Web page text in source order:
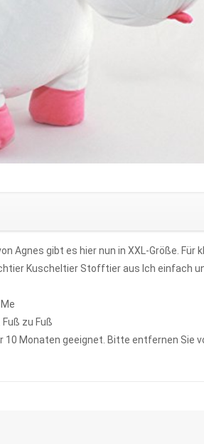
Agnes gibt es hier nun in XXL-Größe. Für
Kuscheltier Stofftier aus Ich einfach
zu Fuß
Monaten geeignet. Bitte entfernen